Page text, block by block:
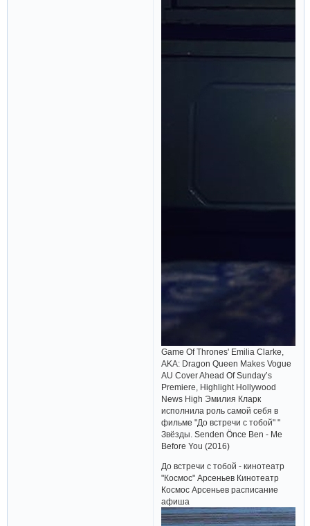
Game Of Thrones' Emilia Clarke,
AKA: Dragon Queen Makes Vogue
AU Cover Ahead Of Sunday’s
Premiere, Highlight Hollywood
News High Эмилия Кларк
исполнила роль самой себя в
фильме "До встречи с тобой" "
Звёзды. Senden Önce Ben - Me
Before You (2016)
До встречи с тобой - кинотеатр
"Космос" Арсеньев Кинотеатр
Космос Арсеньев расписание
афиша